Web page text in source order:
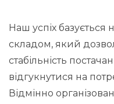
Наш успіх базується
складом, який
стабільність
відгукнутися на
Відмінно